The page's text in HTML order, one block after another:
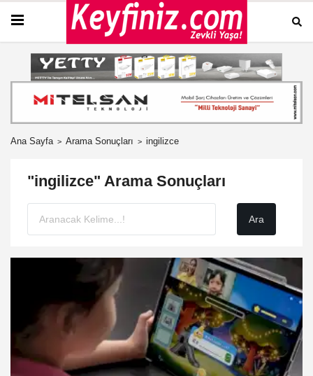
Ana Sayfa Arama Sonuçları ingilizce
"ingilizce" Arama Sonuçları